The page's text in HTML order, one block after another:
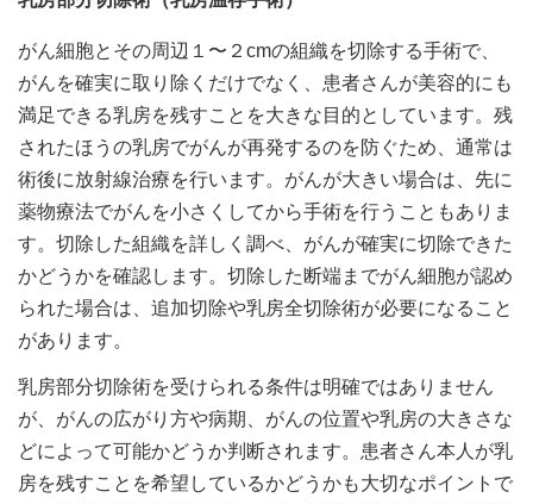
がん細胞とその周辺１〜２cmの組織を切除する手術で、
がんを確実に取り除くだけでなく、患者さんが美容的にも
満足できる乳房を残すことを大きな目的としています。残
されたほうの乳房でがんが再発するのを防ぐため、通常は
術後に放射線治療を行います。がんが大きい場合は、先に
薬物療法でがんを小さくしてから手術を行うこともありま
す。切除した組織を詳しく調べ、がんが確実に切除できた
かどうかを確認します。切除した断端までがん細胞が認め
られた場合は、追加切除や乳房全切除術が必要になること
があります。
乳房部分切除術を受けられる条件は明確ではありません
が、がんの広がり方や病期、がんの位置や乳房の大きさな
どによって可能かどうか判断されます。患者さん本人が乳
房を残すことを希望しているかどうかも大切なポイントで